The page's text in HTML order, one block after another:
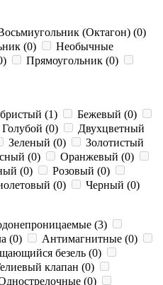
(Октагон) (0)
(0)
Необычные
Прямоугольник (0)
(1)
Бежевый (0)
Голубой (0)
Двухцветный
Зеленый (0)
Золотистый
(0)
Оранжевый (0)
(0)
Розовый (0)
(0) Черный (0)
(3)
(0)
Антимагнитные (0)
безель (0)
клапан (0)
(0)